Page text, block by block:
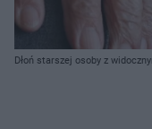
Dłoń starszej osoby z
emerytalnych. Więcej o